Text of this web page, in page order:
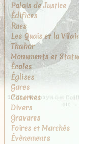
Palais de Justice
Édifices
Rues
Les Quais et la Vilaine
Thabor
Monuments et Statues
Écoles
Églises
Gares
Casernes
Divers
Gravures
Foires et Marchés
Évènements